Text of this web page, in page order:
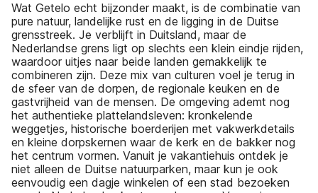
Wat Getelo echt bijzonder maakt, is de combinatie van
pure natuur, landelijke rust en de ligging in de Duitse
grensstreek. Je verblijft in Duitsland, maar de
Nederlandse grens ligt op slechts een klein eindje rijden,
waardoor uitjes naar beide landen gemakkelijk te
combineren zijn. Deze mix van culturen voel je terug in
de sfeer van de dorpen, de regionale keuken en de
gastvrijheid van de mensen. De omgeving ademt nog
het authentieke plattelandsleven: kronkelende
weggetjes, historische boerderijen met vakwerkdetails
en kleine dorpskernen waar de kerk en de bakker nog
het centrum vormen. Vanuit je vakantiehuis ontdek je
niet alleen de Duitse natuurparken, maar kun je ook
eenvoudig een dagje winkelen of een stad bezoeken